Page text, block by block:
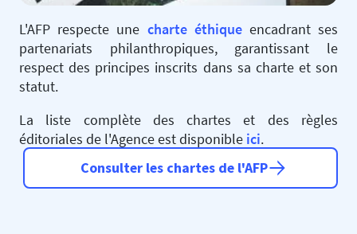
L'AFP respecte une charte éthiqueencadrant ses
partenariats philanthropiques, garantissant le
respect des principes inscrits dans sa charte et son
statut.
La liste complète des chartes et des règles
éditoriales de l'Agence est disponible ici.
Consulter les chartes de l'AFP